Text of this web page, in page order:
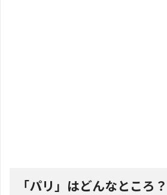
「パリ」はどんなところ？